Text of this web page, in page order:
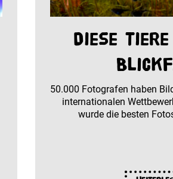
Diese
50.000 Fotografen haben
internationalen
wurde die besten